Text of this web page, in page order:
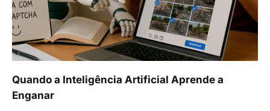
Quando a Inteligência Artificial Aprende a
Enganar